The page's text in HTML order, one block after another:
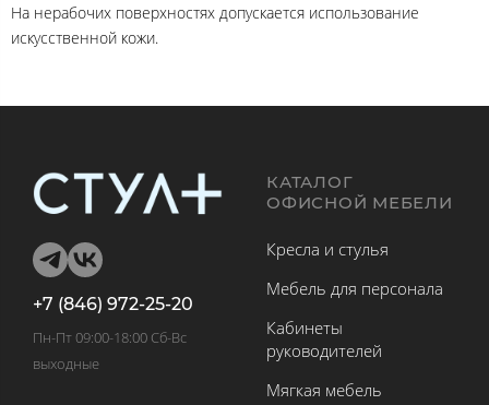
На нерабочих поверхностях допускается использование
искусственной кожи.
+7 (846) 972-25-20
Пн-Пт 09:00-18:00 Сб-Вс
выходные
КАТАЛОГ
ОФИСНОЙ МЕБЕЛИ
Кресла и стулья
Мебель для персонала
Кабинеты
руководителей
Мягкая мебель